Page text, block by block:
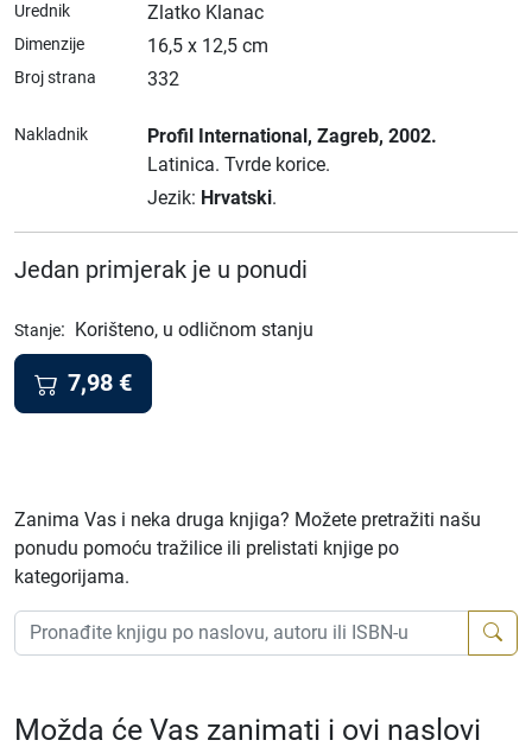
Urednik Zlatko Klanac
Dimenzije 16,5 x 12,5 cm
Broj strana 332
Nakladnik Profil International, Zagreb, 2002.
Latinica. Tvrde korice.
Jezik: Hrvatski.
Jedan primjerak je u ponudi
Stanje: Korišteno, u odličnom stanju
7,98 €
Zanima Vas i neka druga knjiga? Možete pretražiti našu
ponudu pomoću tražilice ili prelistati knjige po
kategorijama.
Možda će Vas zanimati i ovi naslovi